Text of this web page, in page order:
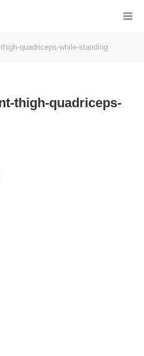
quadriceps-while-standing
thigh-quadriceps-